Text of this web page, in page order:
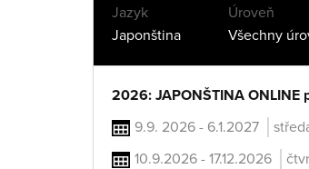
Jazyk Úroveň
2026: JAPONŠTINA ONLINE
9.9. 2026 - 6.1.2027
10.9.2026 - 17.12.2026